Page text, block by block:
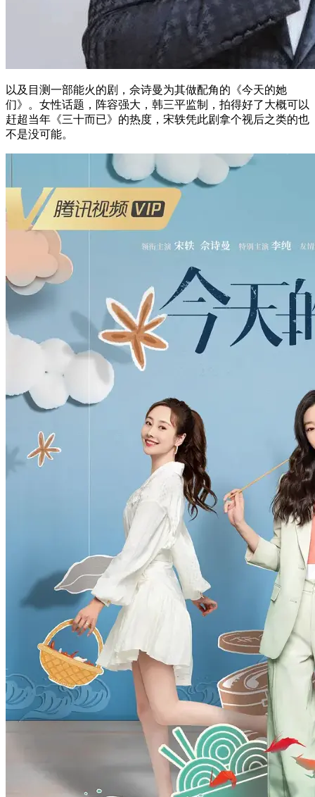
以及目测一部能火的剧，佘诗曼为其做配角的《今天的她
们》。女性话题，阵容强大，韩三平监制，拍得好了大概可以
赶超当年《三十而已》的热度，宋轶凭此剧拿个视后之类的也
不是没可能。